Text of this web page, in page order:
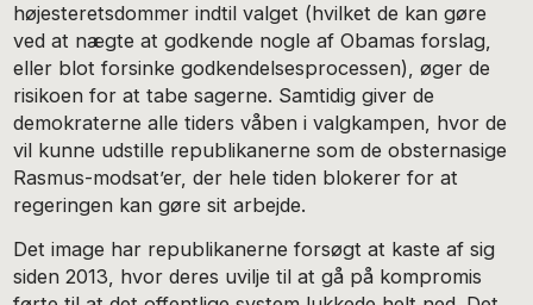
højesteretsdommer indtil valget (hvilket de kan gøre
ved at nægte at godkende nogle af Obamas forslag,
eller blot forsinke godkendelsesprocessen), øger de
risikoen for at tabe sagerne. Samtidig giver de
demokraterne alle tiders våben i valgkampen, hvor de
vil kunne udstille republikanerne som de obsternasige
Rasmus-modsat’er, der hele tiden blokerer for at
regeringen kan gøre sit arbejde.
Det image har republikanerne forsøgt at kaste af sig
siden 2013, hvor deres uvilje til at gå på kompromis